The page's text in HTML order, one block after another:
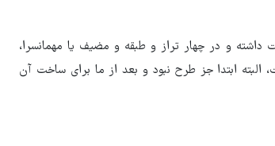
عقیله، ابراز کرد: حدود ۸۵ درصد پیشرفت داشته و در چهار تراز و طبقه و مضیف یا مهمانسرا،
ابتدا جز طرح نبود و بعد از ما برای ساخت آن